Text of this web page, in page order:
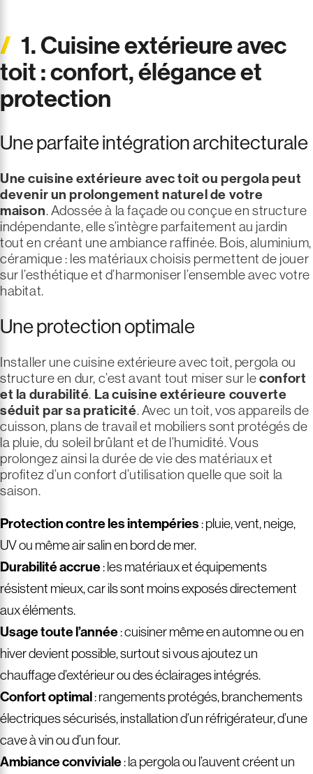
1. Cuisine extérieure avec
toit : confort, élégance et
protection
Une parfaite intégration architecturale
Unecuisine extérieure avec toit ou pergolapeut
devenir un prolongement naturel de votre
maison. Adossée à la façade ou conçue en structure
indépendante, elle s’intègre parfaitement au jardin
tout en créant une ambiance raffinée. Bois, aluminium,
céramique : les matériaux choisis permettent de jouer
sur l’esthétique et d’harmoniser l’ensemble avec votre
habitat.
Une protection optimale
Installer une cuisine extérieure avec toit, pergola ou
structure en dur, c’est avant tout miser sur leconfort
et la durabilité. Lacuisine extérieure couverte
séduit par sa praticité. Avec un toit, vos appareils de
cuisson, plans de travail et mobiliers sont protégés de
la pluie, du soleil brûlant et de l’humidité. Vous
prolongez ainsi la durée de vie des matériaux et
profitez d’un confort d’utilisation quelle que soit la
saison.
Protection contre les intempéries: pluie, vent, neige,
UV ou même air salin en bord de mer.
Durabilité accrue: les matériaux et équipements
résistent mieux, car ils sont moins exposés directement
aux éléments.
Usage toute l’année: cuisiner même en automne ou en
hiver devient possible, surtout si vous ajoutez un
chauffage d’extérieur ou des éclairages intégrés.
Confort optimal: rangements protégés, branchements
électriques sécurisés, installation d’un réfrigérateur, d’une
cave à vin ou d’un four.
Ambiance conviviale: la pergola ou l’auvent créent un